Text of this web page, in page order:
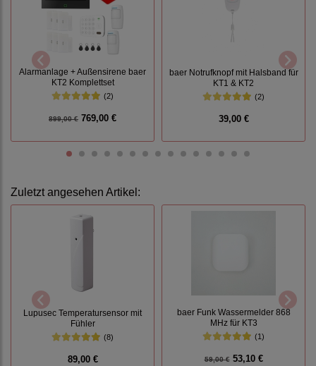
Alarmanlage + Außensirene baer
KT2 Komplettset
(2)
899,00 € 769,00 €
baer Notrufknopf mit Halsband für
KT1 & KT2
(2)
39,00 €
Zuletzt angesehen Artikel:
Lupusec Temperatursensor mit
Fühler
(8)
89,00 €
baer Funk Wassermelder 868
MHz für KT3
(1)
59,00 €53,10 €